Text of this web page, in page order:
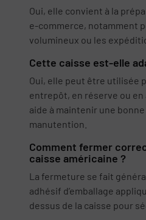
Oui, elle convient à la
e-commerce, notamment
volumineux ou les
Cette caisse est-elle
Oui, elle peut être utilisée
entrepôt, en réserve ou
aide à maintenir une
manutention.
Comment fermer
caisse américaine ?
La fermeture se fait
adhésif d’emballage
dessus de la caisse pour